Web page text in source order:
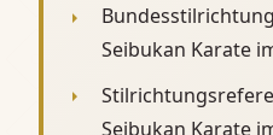
Seibukan Karate
Seibukan Karate